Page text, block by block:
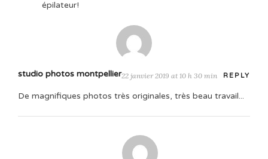
épilateur!
studio photos montpellier22 janvier 2019 at 10 h 30 min REPLY
De magnifiques photos très originales, très beau travail...